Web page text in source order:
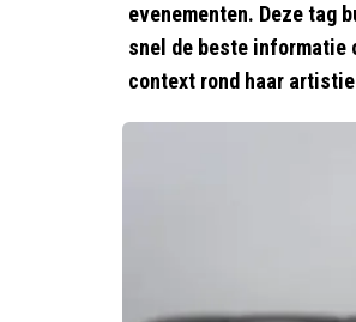
evenementen. Deze tag
snel de beste informatie
context rond haar